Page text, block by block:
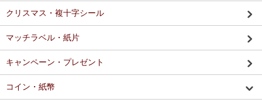
クリスマス・複十字シール
マッチラベル・紙片
キャンペーン・プレゼント
コイン・紙幣